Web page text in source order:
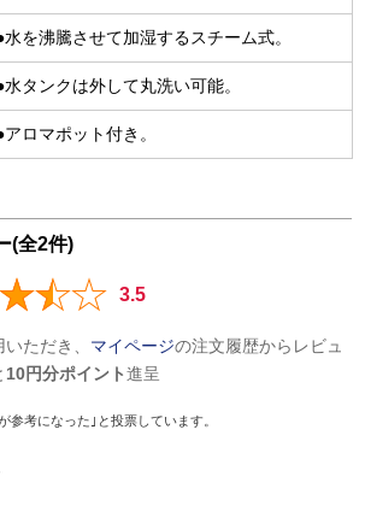
水を沸騰させて加湿するスチーム式。
水タンクは外して丸洗い可能。
アロマポット付き。
(全2件)
3.5
ただき、 マイページの注文履歴からレビュ
10円分ポイント進呈
参考になった｣と投票しています。